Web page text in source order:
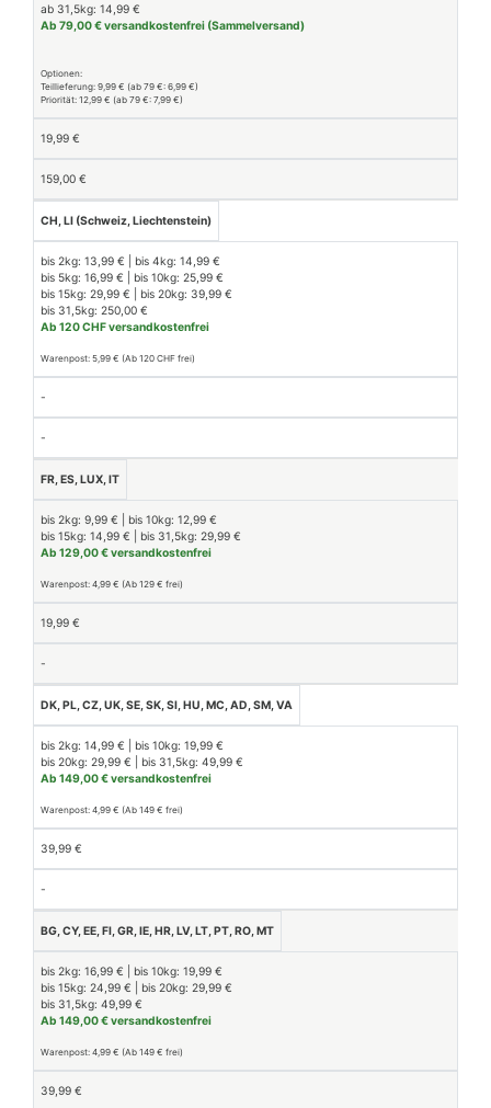
ab 31,5kg: 14,99 €
Ab 79,00 € versandkostenfrei (Sammelversand)
Optionen:
Teillieferung: 9,99 € (ab 79 €: 6,99 €)
Priorität: 12,99 € (ab 79 €: 7,99 €)
19,99 €
159,00 €
CH, LI (Schweiz, Liechtenstein)
bis 2kg: 13,99 € | bis 4kg: 14,99 €
bis 5kg: 16,99 € | bis 10kg: 25,99 €
bis 15kg: 29,99 € | bis 20kg: 39,99 €
bis 31,5kg: 250,00 €
Ab 120 CHF versandkostenfrei
Warenpost: 5,99 € (Ab 120 CHF frei)
-
-
FR, ES, LUX, IT
bis 2kg: 9,99 € | bis 10kg: 12,99 €
bis 15kg: 14,99 € | bis 31,5kg: 29,99 €
Ab 129,00 € versandkostenfrei
Warenpost: 4,99 € (Ab 129 € frei)
19,99 €
-
DK, PL, CZ, UK, SE, SK, SI, HU, MC, AD, SM, VA
bis 2kg: 14,99 € | bis 10kg: 19,99 €
bis 20kg: 29,99 € | bis 31,5kg: 49,99 €
Ab 149,00 € versandkostenfrei
Warenpost: 4,99 € (Ab 149 € frei)
39,99 €
-
BG, CY, EE, FI, GR, IE, HR, LV, LT, PT, RO, MT
bis 2kg: 16,99 € | bis 10kg: 19,99 €
bis 15kg: 24,99 € | bis 20kg: 29,99 €
bis 31,5kg: 49,99 €
Ab 149,00 € versandkostenfrei
Warenpost: 4,99 € (Ab 149 € frei)
39,99 €